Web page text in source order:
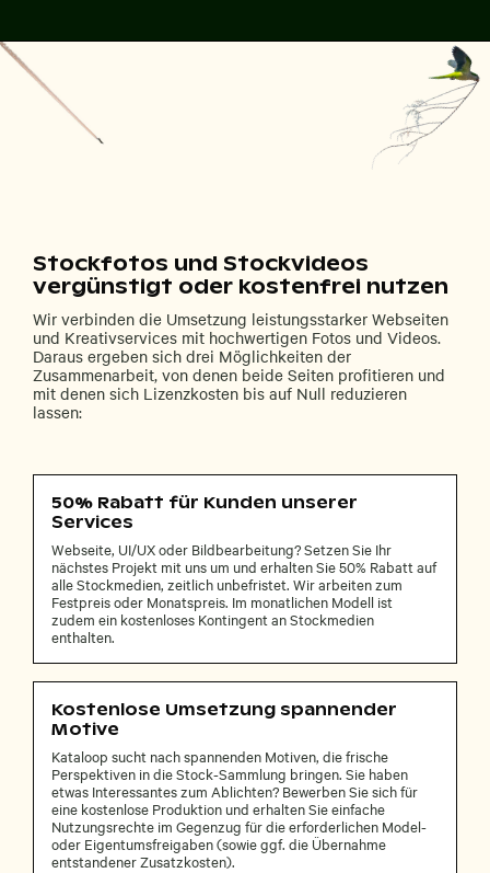
Stockfotos und Stockvideos
vergünstigt oder kostenfrei nutzen
Wir verbinden die Umsetzung leistungsstarker Webseiten
und Kreativservices mit hochwertigen Fotos und Videos.
Daraus ergeben sich drei Möglichkeiten der
Zusammenarbeit, von denen beide Seiten profitieren und
mit denen sich Lizenzkosten bis auf Null reduzieren
lassen:
50% Rabatt für Kunden unserer
Services
Webseite, UI/UX oder Bildbearbeitung? Setzen Sie Ihr
nächstes Projekt mit uns um und erhalten Sie 50% Rabatt auf
alle Stockmedien, zeitlich unbefristet. Wir arbeiten zum
Festpreis oder Monatspreis. Im monatlichen Modell ist
zudem ein kostenloses Kontingent an Stockmedien
enthalten.
Kostenlose Umsetzung spannender
Motive
Kataloop sucht nach spannenden Motiven, die frische
Perspektiven in die Stock-Sammlung bringen. Sie haben
etwas Interessantes zum Ablichten? Bewerben Sie sich für
eine kostenlose Produktion und erhalten Sie einfache
Nutzungsrechte im Gegenzug für die erforderlichen Model-
oder Eigentumsfreigaben (sowie ggf. die Übernahme
entstandener Zusatzkosten).